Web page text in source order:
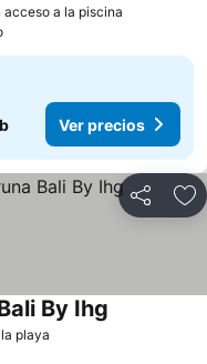
a la piscina
Ver precios
Compartir
playa
By Ihg